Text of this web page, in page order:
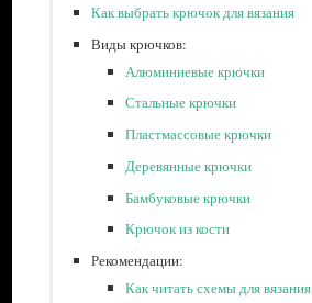
Как выбрать крючок для вязания
Виды крючков:
Алюминиевые крючки
Стальные крючки
Пластмассовые крючки
Деревянные крючки
Бамбуковые крючки
Крючок из кости
Рекомендации:
Как читать схемы для вязания